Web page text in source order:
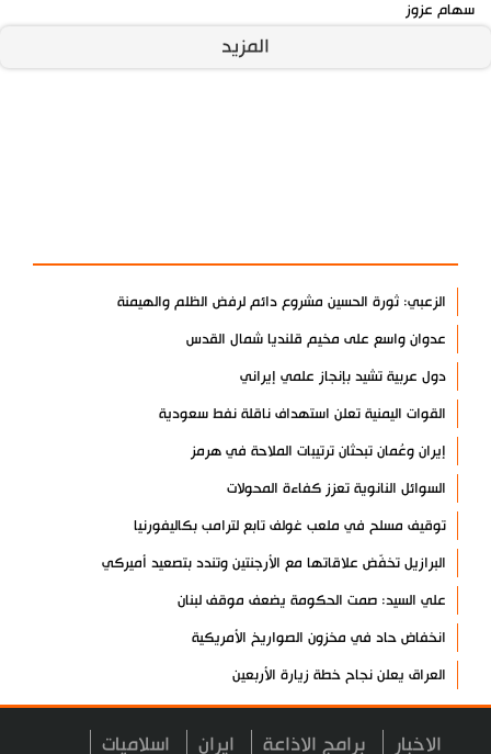
سهام عزوز
المزيد
الزعبي: ثورة الحسين مشروع دائم لرفض الظلم والهيمنة
عدوان واسع على مخيم قلنديا شمال القدس
دول عربية تشيد بإنجاز علمي إيراني
القوات اليمنية تعلن استهداف ناقلة نفط سعودية
إيران وعُمان تبحثان ترتيبات الملاحة في هرمز
السوائل النانوية تعزز كفاءة المحولات
توقيف مسلح في ملعب غولف تابع لترامب بكاليفورنيا
البرازيل تخفّض علاقاتها مع الأرجنتين وتندد بتصعيد أميركي
علي السيد: صمت الحكومة يضعف موقف لبنان
انخفاض حاد في مخزون الصواريخ الأمريكية
العراق يعلن نجاح خطة زيارة الأربعين
رضائي: إيران جاهزة للدفاع عن سيادتها
رئيس بلدية طهران يلتقي مع متولي العتبة الحسينية ومحافظ كربلاء
الاخبار برامج الاذاعة ايران اسلاميات